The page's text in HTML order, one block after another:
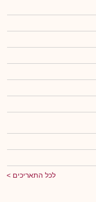
לכל התאריכים